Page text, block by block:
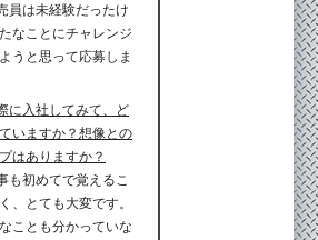
員は未経験だったけ
なことにチャレンジ
うと思って応募しま
に入社してみて、ど
いますか？想像との
はありますか？
も初めてで覚えるこ
、とても大変です。
ことも分かっていな